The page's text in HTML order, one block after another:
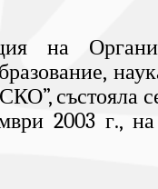
на
състояла
2003 г.,